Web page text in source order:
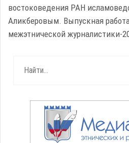
востоковедения РАН
Аликберовым. Выпускная
межэтнической журналистики-